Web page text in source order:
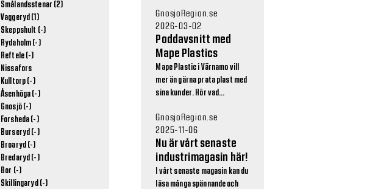
Smålandsstenar (2)
Vaggeryd (1)
Skeppshult (-)
Rydaholm (-)
Reftele (-)
Nissafors
Kulltorp (-)
Åsenhöga (-)
Gnosjö (-)
Forsheda (-)
Burseryd (-)
Broaryd (-)
Bredaryd (-)
Bor (-)
Skillingaryd (-)
GnosjoRegion.se
2026-03-02
Poddavsnitt med
Mape Plastics
Mape Plastic i Värnamo vill
mer än gärna prata plast med
sina kunder. Hör vad...
GnosjoRegion.se
2025-11-06
Nu är vårt senaste
industrimagasin här!
I vårt senaste magasin kan du
läsa många spännande och